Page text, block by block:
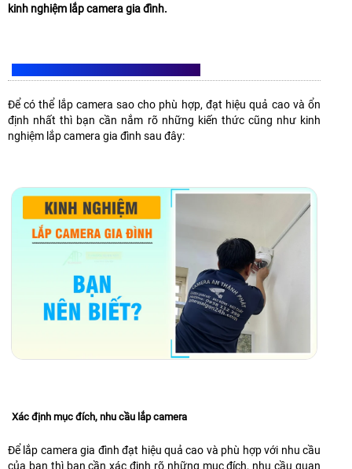
kinh nghiệm lắp camera gia đình.
Để có thể lắp camera sao cho phù hợp, đạt hiệu quả cao và ổn
định nhất thì bạn cần nắm rõ những kiến thức cũng như kinh
nghiệm lắp camera gia đình sau đây:
Xác định mục đích, nhu cầu lắp camera
Để lắp camera gia đình đạt hiệu quả cao và phù hợp với nhu cầu
của bạn thì bạn cần xác định rõ những mục đích, nhu cầu quan